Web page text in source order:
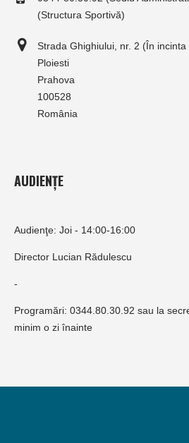
(Structura Sportivă)
Strada Ghighiului, nr. 2 (În
Ploiesti
Prahova
100528
România
AUDIENȚE
Audienţe: Joi - 14:00-16:00
Director Lucian Rădulescu
-
Programări: 0344.80.30.92 sau la
minim o zi înainte